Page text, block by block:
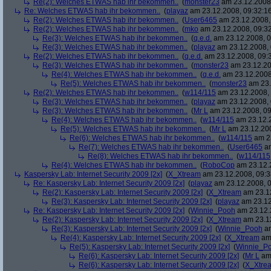
Re(2): Welches ETWAS hab ihr bekommen.. (monster23 am
Re: Welches ETWAS hab ihr bekommen.. (playaz am 23.12.2008,
Re(2): Welches ETWAS hab ihr bekommen.. (User6465 am
Re(2): Welches ETWAS hab ihr bekommen.. (mko am 23.12.2008,
Re(3): Welches ETWAS hab ihr bekommen.. (q.e.d. am 23.12.2008,
Re(3): Welches ETWAS hab ihr bekommen.. (playaz am 23.12.2008,
Re(2): Welches ETWAS hab ihr bekommen.. (q.e.d. am 23.12.2008,
Re(3): Welches ETWAS hab ihr bekommen.. (monster23 am
Re(4): Welches ETWAS hab ihr bekommen.. (q.e.d. am
Re(5): Welches ETWAS hab ihr bekommen.. (monster23 am
Re(2): Welches ETWAS hab ihr bekommen.. (w114/115 am
Re(3): Welches ETWAS hab ihr bekommen.. (playaz am 23.12.2008,
Re(3): Welches ETWAS hab ihr bekommen.. (Mr L am 23.12.2008,
Re(4): Welches ETWAS hab ihr bekommen.. (w114/115 am
Re(5): Welches ETWAS hab ihr bekommen.. (Mr L am
Re(6): Welches ETWAS hab ihr bekommen.. (w114/115 am
Re(7): Welches ETWAS hab ihr bekommen.. (User6465
Re(8): Welches ETWAS hab ihr bekommen.. (w114/115
Re(4): Welches ETWAS hab ihr bekommen.. (RoboCop am
Kaspersky Lab: Internet Security 2009 [2x] (X_Xtream am 23.12.2008,
Re: Kaspersky Lab: Internet Security 2009 [2x] (playaz am 23.12.2008,
Re(2): Kaspersky Lab: Internet Security 2009 [2x] (X_Xtream am
Re(3): Kaspersky Lab: Internet Security 2009 [2x] (playaz am
Re: Kaspersky Lab: Internet Security 2009 [2x] (Winnie_Pooh am
Re(2): Kaspersky Lab: Internet Security 2009 [2x] (X_Xtream am
Re(3): Kaspersky Lab: Internet Security 2009 [2x] (Winnie_Pooh
Re(4): Kaspersky Lab: Internet Security 2009 [2x] (X_Xtream
Re(5): Kaspersky Lab: Internet Security 2009 [2x] (
Re(6): Kaspersky Lab: Internet Security 2009 [2x] (Mr L
Re(6): Kaspersky Lab: Internet Security 2009 [2x] (